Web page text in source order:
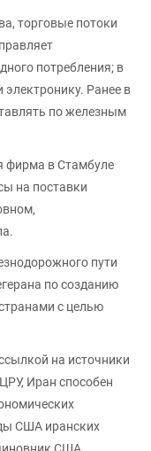
торговые потоки
потребления; в
электронику. Ранее в
по железным
фирма в Стамбуле
на поставки
пути
по созданию
с целью
на источники
Иран способен
США иранских
США